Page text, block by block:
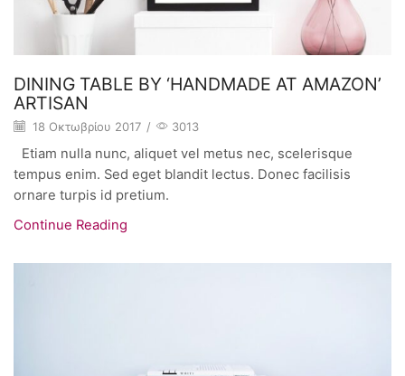
DINING TABLE BY ‘HANDMADE AT AMAZON’
ARTISAN
18 Οκτωβρίου 2017 / 3013
Etiam nulla nunc, aliquet vel metus nec, scelerisque
tempus enim. Sed eget blandit lectus. Donec facilisis
ornare turpis id pretium.
Continue Reading